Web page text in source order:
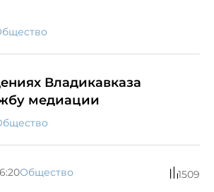
Владикавказа
медиации
Общество 1509